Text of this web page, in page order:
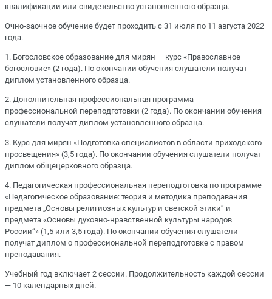
квалификации или свидетельство установленного образца.
Очно-заочное обучение будет проходить с 31 июля по 11 августа 2022
года.
1. Богословское образование для мирян — курс «Православное
богословие» (2 года). По окончании обучения слушатели получат
диплом установленного образца.
2. Дополнительная профессиональная программа
профессиональной переподготовки (2 года). По окончании обучения
слушатели получат диплом установленного образца.
3. Курс для мирян «Подготовка специалистов в области приходского
просвещения» (3,5 года). По окончании обучения слушатели получат
диплом общецерковного образца.
4. Педагогическая профессиональная переподготовка по программе
«Педагогическое образование: теория и методика преподавания
предмета „Основы религиозных культур и светской этики“ и
предмета «Основы духовно-нравственной культуры народов
России“» (1,5 или 3,5 года). По окончании обучения слушатели
получат диплом о профессиональной переподготовке с правом
преподавания.
Учебный год включает 2 сессии. Продолжительность каждой сессии
— 10 календарных дней.